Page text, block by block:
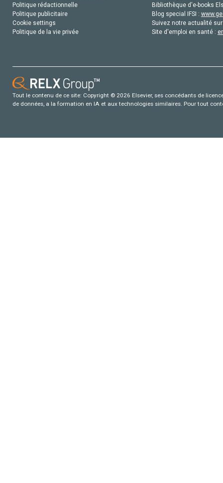
Politique rédactionnelle
Politique publicitaire
Cookie settings
Politique de la vie privée
Bibliothèque d'e-books
Blog special IFSI :
Suivez notre actualité
Site d'emploi en santé :
Tout le contenu de ce site: Copyright © 2026 Elsevier, ses concédants de
de données, a la formation en IA et aux technologies similaires. Pour tout